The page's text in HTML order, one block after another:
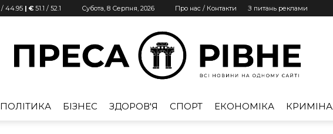
/ 44.95 | € 51.1 / 52.1 Субота, 8 Серпня, 2026 Про нас / Контакти З питань реклами
ПОЛІТИКА БІЗНЕС ЗДОРОВ'Я СПОРТ ЕКОНОМІКА